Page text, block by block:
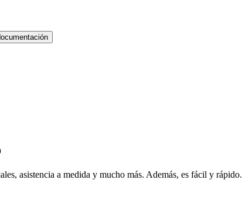
asistencia a medida y mucho más. Además, es fácil y rápido.